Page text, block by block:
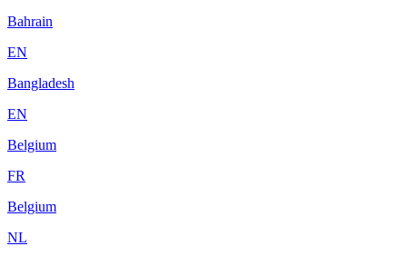
Bahrain
EN
Bangladesh
EN
Belgium
FR
Belgium
NL